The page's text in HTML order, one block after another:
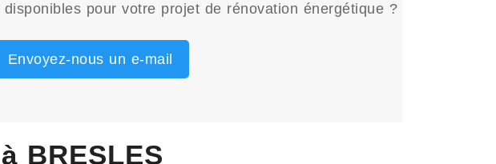
pour votre projet de rénovation énergétique ?
Envoyez-nous un e-mail
BRESLES